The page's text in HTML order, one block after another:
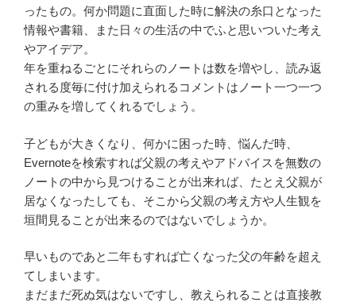
ったもの。何か問題に直面した時に解決の糸口となった
情報や書籍、また日々の生活の中でふと思いついた考え
やアイデア。
年を重ねるごとにそれらのノートは数を増やし、読み返
される度毎に付け加えられるコメントはノート一つ一つ
の重みを増してくれるでしょう。
子どもが大きくなり、何かに困った時、悩んだ時、
Evernoteを検索すれば父親の考えやアドバイスを無数の
ノートの中から見つけることが出来れば、たとえ父親が
居なくなったしても、そこから父親の考え方や人生観を
垣間見ることが出来るのではないでしょうか。
早いものであと二年もすれば亡くなった父の年齢を超え
てしまいます。
まだまだ死ぬ気はないですし、教えられることは直接教